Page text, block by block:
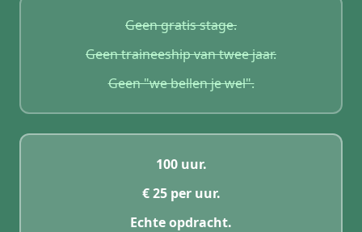
Geen gratis stage.
Geen traineeship van twee jaar.
Geen "we bellen je wel".
100 uur.
€ 25 per uur.
Echte opdracht.